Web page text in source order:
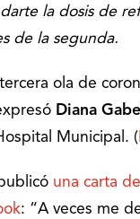
la dosis de
de la segunda.
ola de
Diana
Municipal. (
una carta
: “A veces me